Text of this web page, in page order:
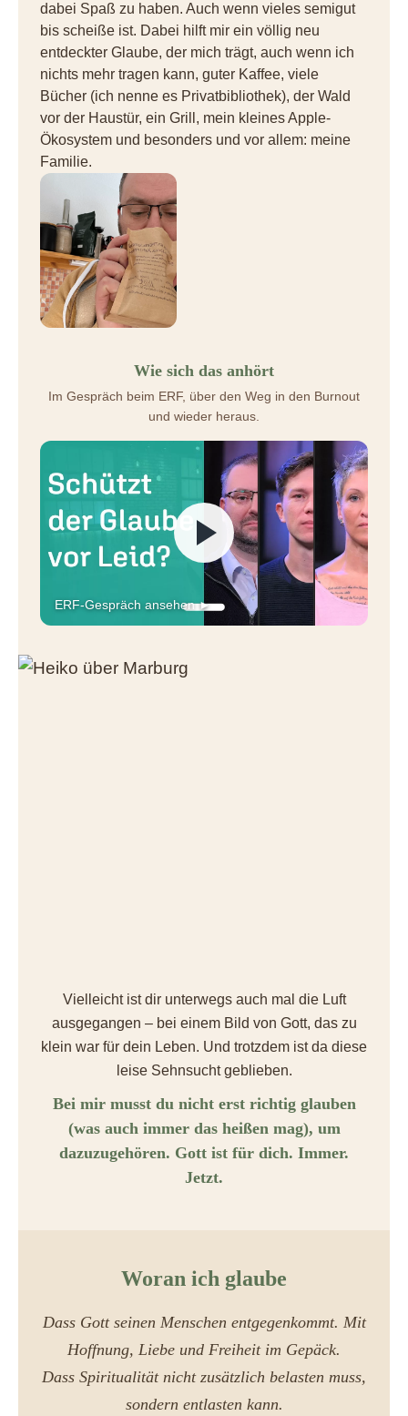
dabei Spaß zu haben. Auch wenn vieles semigut
bis scheiße ist. Dabei hilft mir ein völlig neu
entdeckter Glaube, der mich trägt, auch wenn ich
nichts mehr tragen kann, guter Kaffee, viele
Bücher (ich nenne es Privatbibliothek), der Wald
vor der Haustür, ein Grill, mein kleines Apple-
Ökosystem und besonders und vor allem: meine
Familie.
Wie sich das anhört
Im Gespräch beim ERF, über den Weg in den Burnout
und wieder heraus.
ERF-Gespräch ansehen ►
Vielleicht ist dir unterwegs auch mal die Luft
ausgegangen – bei einem Bild von Gott, das zu
klein war für dein Leben. Und trotzdem ist da diese
leise Sehnsucht geblieben.
Bei mir musst du nicht erst richtig glauben
(was auch immer das heißen mag), um
dazuzugehören. Gott ist für dich. Immer.
Jetzt.
Woran ich glaube
Dass Gott seinen Menschen entgegenkommt. Mit
Hoffnung, Liebe und Freiheit im Gepäck.
Dass Spiritualität nicht zusätzlich belasten muss,
sondern entlasten kann.